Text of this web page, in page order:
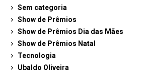
Sem categoria
Show de Prêmios
Show de Prêmios Dia das Mães
Show de Prêmios Natal
Tecnologia
Ubaldo Oliveira